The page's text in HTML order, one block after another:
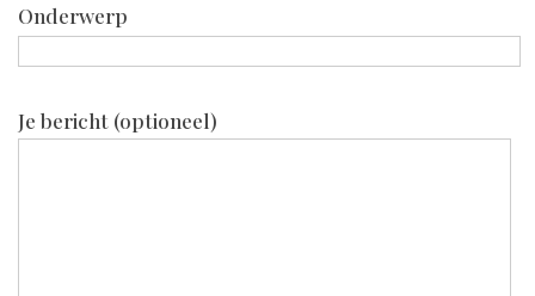
Onderwerp
Je bericht (optioneel)